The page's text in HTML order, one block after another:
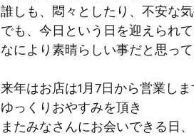
誰しも、悶々としたり、不安な
でも、今日という日を迎えられ
なにより素晴らしい事だと思っ
来年はお店は1月7日から営業しま
ゆっくりおやすみを頂き
またみなさんにお会いできる日、